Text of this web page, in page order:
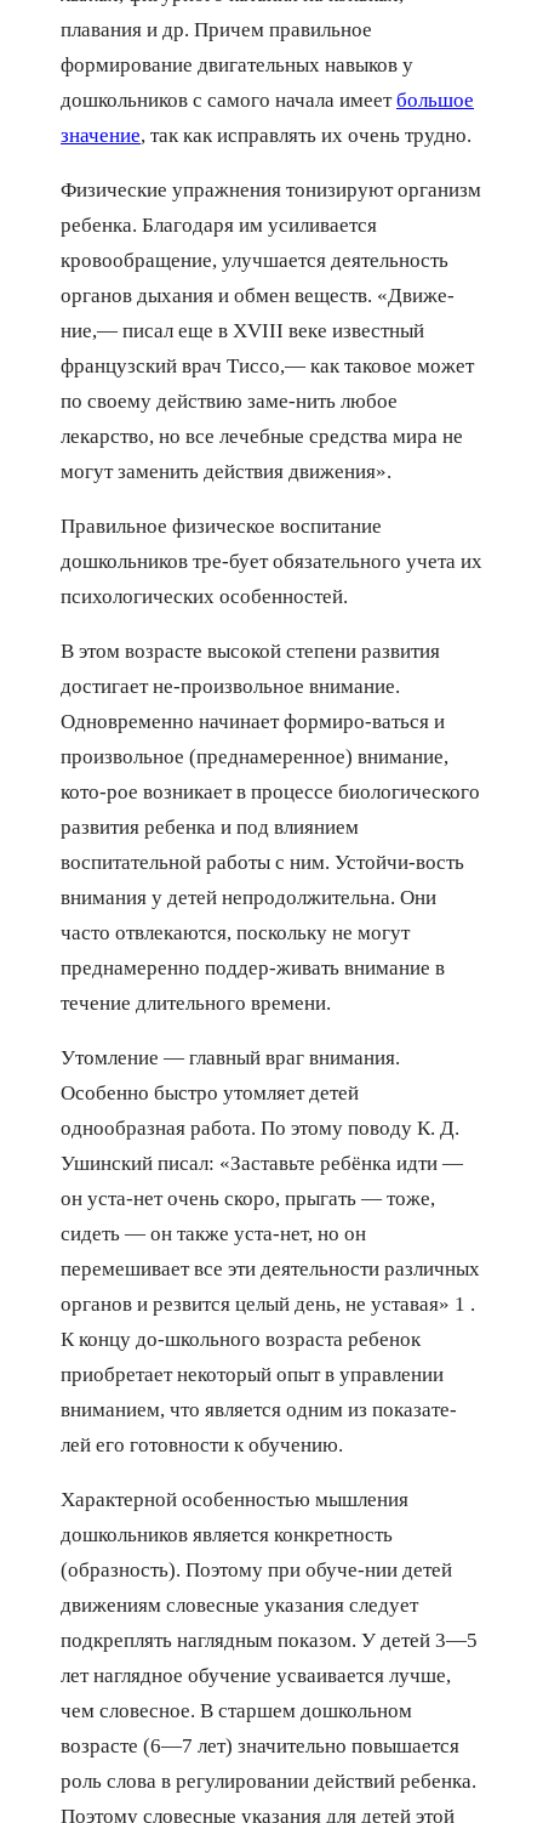
плавания и др. Причем правильное
формирование двигательных навыков у
дошкольников с самого начала имеетбольшое
значение, так как исправлять их очень трудно.
Физические упражнения тонизируют организм
ребенка. Благодаря им усиливается
кровообращение, улучшается деятельность
органов дыхания и обмен веществ. «Движе-
ние,— писал еще в XVIII веке известный
французский врач Тиссо,— как таковое может
по своему действию заме-нить любое
лекарство, но все лечебные средства мира не
могут заменить действия движения».
Правильное физическое воспитание
дошкольников тре-бует обязательного учета их
психологических особенностей.
В этом возрасте высокой степени развития
достигает не-произвольное внимание.
Одновременно начинает формиро-ваться и
произвольное (преднамеренное) внимание,
кото-рое возникает в процессе биологического
развития ребенка и под влиянием
воспитательной работы с ним. Устойчи-вость
внимания у детей непродолжительна. Они
часто отвлекаются, поскольку не могут
преднамеренно поддер-живать внимание в
течение длительного времени.
Утомление — главный враг внимания.
Особенно быстро утомляет детей
однообразная работа. По этому поводу К. Д.
Ушинский писал: «Заставьте ребёнка идти —
он уста-нет очень скоро, прыгать — тоже,
сидеть — он также уста-нет, но он
перемешивает все эти деятельности различных
органов и резвится целый день, не уставая» 1 .
К концу до-школьного возраста ребенок
приобретает некоторый опыт в управлении
вниманием, что является одним из показате-
лей его готовности к обучению.
Характерной особенностью мышления
дошкольников является конкретность
(образность). Поэтому при обуче-нии детей
движениям словесные указания следует
подкреплять наглядным показом. У детей 3—5
лет наглядное обучение усваивается лучше,
чем словесное. В старшем дошкольном
возрасте (6—7 лет) значительно повышается
роль слова в регулировании действий ребенка.
Поэтому словесные указания для детей этой